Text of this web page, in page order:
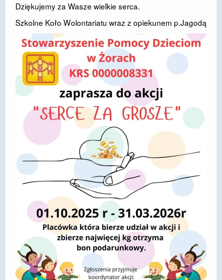
REKRUTACJA 2026/2027
mLegitymacja
Dziękujemy za Wasze wielkie serca.
Szkolne Koło Wolontariatu wraz z opiekunem p.Jagodą